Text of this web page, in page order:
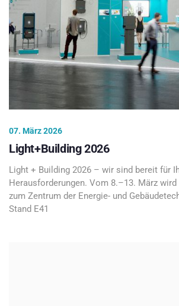
07. März 2026
Light+Building 2026
Light + Building 2026 – wir sind bereit für
Herausforderungen. Vom 8.–13. März
zum Zentrum der Energie- und
Stand E41